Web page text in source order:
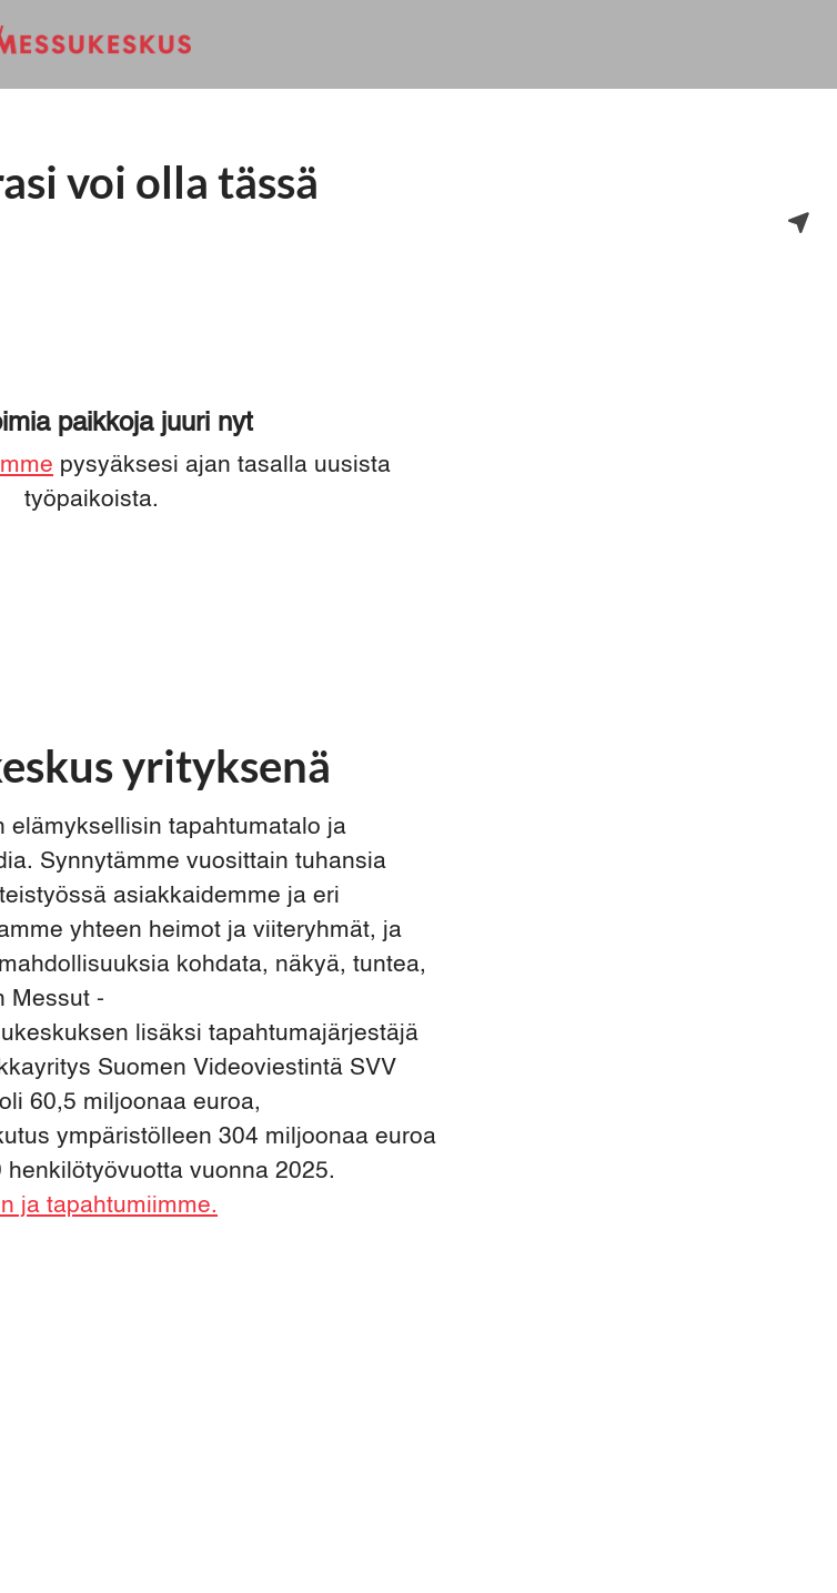
voi olla tässä
paikkoja juuri nyt
pysyäksesi ajan tasalla uusista
työpaikoista.
yrityksenä
elämyksellisin tapahtumatalo ja
Synnytämme vuosittain tuhansia
asiakkaidemme ja eri
yhteen heimot ja viiteryhmät, ja
kohdata, näkyä, tuntea,
Messut -
lisäksi tapahtumajärjestäjä
Suomen Videoviestintä SVV
60,5 miljoonaa euroa,
ympäristölleen 304 miljoonaa euroa
vuonna 2025.
ja tapahtumiimme.